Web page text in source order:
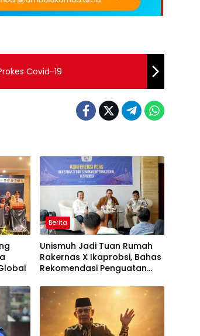
Covid-19
Berita
Unismuh Jadi Tuan Rumah
Rakernas X Ikaprobsi, Bahas
Rekomendasi Penguatan
Global